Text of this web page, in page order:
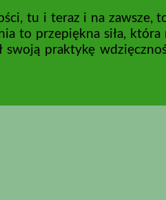
tu i teraz i na zawsze,
to przepiękna siła, która
praktykę